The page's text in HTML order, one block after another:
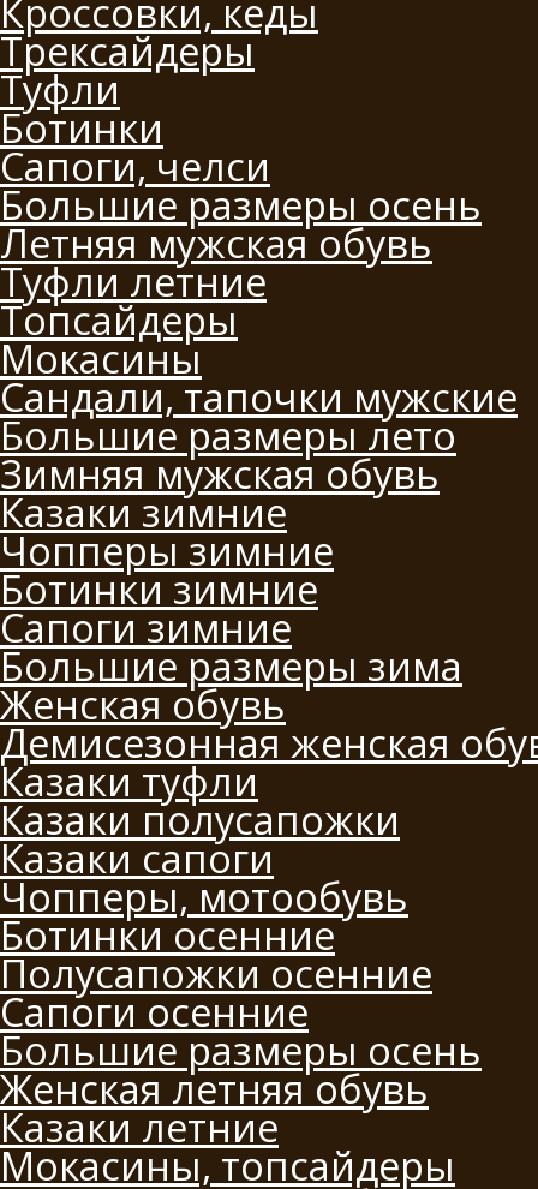
Кроссовки, кеды
Трексайдеры
Туфли
Ботинки
Сапоги, челси
Большие размеры осень
Летняя мужская обувь
Туфли летние
Топсайдеры
Мокасины
Сандали, тапочки мужские
Большие размеры лето
Зимняя мужская обувь
Казаки зимние
Чопперы зимние
Ботинки зимние
Сапоги зимние
Большие размеры зима
Женская обувь
Демисезонная женская
Казаки туфли
Казаки полусапожки
Казаки сапоги
Чопперы, мотообувь
Ботинки осенние
Полусапожки осенние
Сапоги осенние
Большие размеры осень
Женская летняя обувь
Казаки летние
Мокасины, топсайдеры